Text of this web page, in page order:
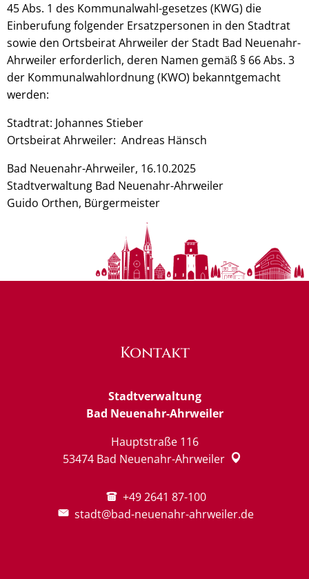
45 Abs. 1 des Kommunalwahl-gesetzes (KWG) die
Einberufung folgender Ersatzpersonen in den Stadtrat
sowie den Ortsbeirat Ahrweiler der Stadt Bad Neuenahr-
Ahrweiler erforderlich, deren Namen gemäß § 66 Abs. 3
der Kommunalwahlordnung (KWO) bekanntgemacht
werden:
Stadtrat: Johannes Stieber
Ortsbeirat Ahrweiler: Andreas Hänsch
Bad Neuenahr-Ahrweiler, 16.10.2025
Stadtverwaltung Bad Neuenahr-Ahrweiler
Guido Orthen, Bürgermeister
Kontakt
Stadtverwaltung
Bad Neuenahr-Ahrweiler
Hauptstraße 116
53474 Bad Neuenahr-Ahrweiler
+49 2641 87-100
stadt@bad-neuenahr-ahrweiler.de